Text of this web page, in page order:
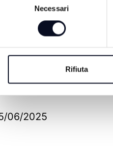
Necessari
Rifiuta
TV
07/2025
06/2025